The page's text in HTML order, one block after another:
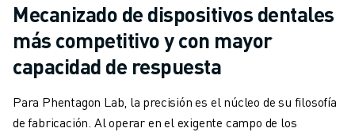
Mecanizado de dispositivos dentales
más competitivo y con mayor
capacidad de respuesta
Para Phentagon Lab, la precisión es el núcleo de su filosofía
de fabricación. Al operar en el exigente campo de los